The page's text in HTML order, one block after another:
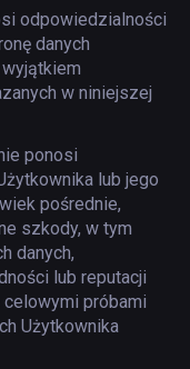
odpowiedzialności
danych
w niniejszej
ponosi
lub jego
pośrednie,
szkody, w tym
danych,
lub reputacji
próbami
Użytkownika